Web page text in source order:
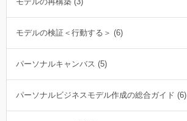
モデルの検証＜行動する＞ (6)
パーソナルキャンバス (5)
パーソナルビジネスモデル作成の総合ガイド (6)